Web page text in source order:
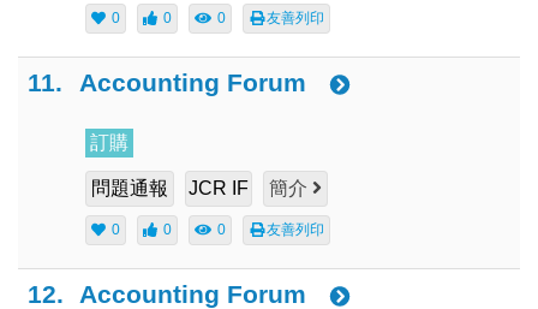
0 0 0 友善列印
11. Accounting Forum
訂購
問題通報 JCR IF 簡介
0 0 0 友善列印
12. Accounting Forum